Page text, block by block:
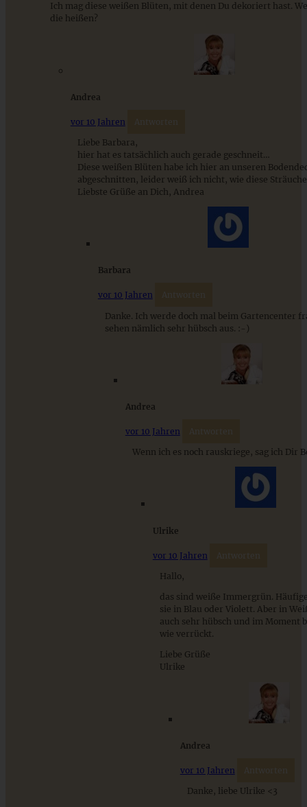
Weiße Schokoladentarte mit Erdbeeren
Ricotta-Käse-Tarte mit Rhabarber-Kompott
Stracciatella-Quarkcreme mit Kirschgrütze - einfaches
Mediterran gewürztes Gemüse auf cremigem Tahini-
Ich mag diese weißen Blüten, mit denen Du dekoriert hast.
die heißen?
Andrea
vor 10 Jahren Antworten
Liebe Barbara,
hier hat es tatsächlich auch gerade geschneit…
Diese weißen Blüten habe ich hier an unseren
abgeschnitten, leider weiß ich nicht, wie diese
Liebste Grüße an Dich, Andrea
Barbara
vor 10 Jahren Antworten
Danke. Ich werde doch mal beim Gartencenter
sehen nämlich sehr hübsch aus. :-)
Andrea
vor 10 Jahren Antworten
Wenn ich es noch rauskriege, sag ich Dir
Ulrike
vor 10 Jahren Antworten
Hallo,
das sind weiße Immergrün.
sie in Blau oder Violett. Aber in
auch sehr hübsch und im Moment
wie verrückt.
Liebe Grüße
Ulrike
Andrea
vor 10 Jahren Antworten
Danke, liebe Ulrike <3